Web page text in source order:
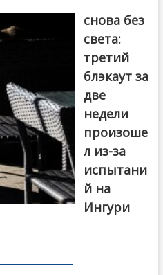
снова без
света:
третий
блэкаут за
две
недели
произоше
л из-за
испытани
й на
Ингури